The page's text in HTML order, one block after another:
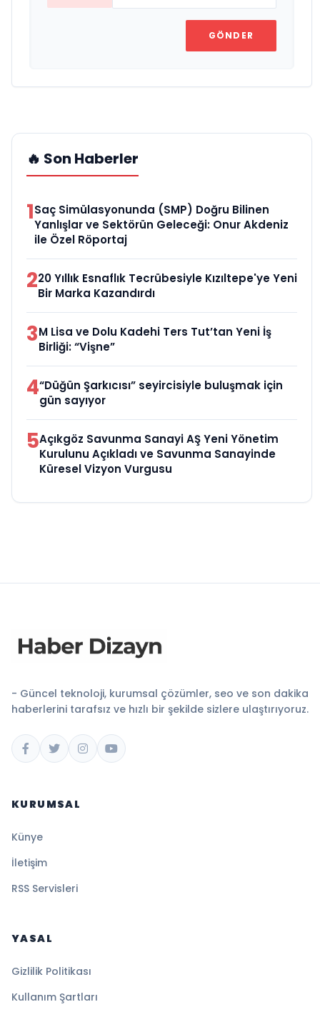
GÖNDER
🔥 Son Haberler
1Saç Simülasyonunda (SMP) Doğru Bilinen
Yanlışlar ve Sektörün Geleceği: Onur Akdeniz
ile Özel Röportaj
220 Yıllık Esnaflık Tecrübesiyle Kızıltepe'ye Yeni
Bir Marka Kazandırdı
3M Lisa ve Dolu Kadehi Ters Tut’tan Yeni İş
Birliği: “Vişne”
4“Düğün Şarkıcısı” seyircisiyle buluşmak için
gün sayıyor
5Açıkgöz Savunma Sanayi AŞ Yeni Yönetim
Kurulunu Açıkladı ve Savunma Sanayinde
Küresel Vizyon Vurgusu
- Güncel teknoloji, kurumsal çözümler, seo ve son dakika
haberlerini tarafsız ve hızlı bir şekilde sizlere ulaştırıyoruz.
KURUMSAL
Künye
İletişim
RSS Servisleri
YASAL
Gizlilik Politikası
Kullanım Şartları